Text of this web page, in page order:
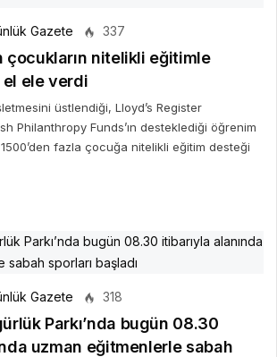
Gazete 337
çocukların nitelikli eğitimle
el ele verdi
üstlendiği, Lloyd’s Register
Philanthropy Funds’ın desteklediği öğrenim
1500’den fazla çocuğa nitelikli eğitim desteği
Gazete 318
Parkı’nda bugün 08.30
uzman eğitmenlerle sabah